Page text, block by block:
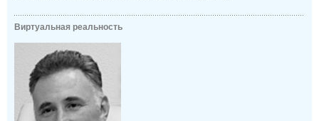
Виртуальная реальность